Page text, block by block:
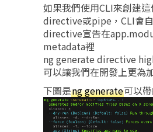
如果我們使用CLI來創建
directive或pipe，CLI會
directive宣告在
metadata裡
ng generate directive
可以讓我們在開發上更為
下圖是ng generate可以